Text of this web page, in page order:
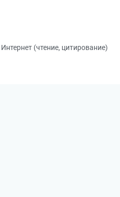
(чтение, цитирование)